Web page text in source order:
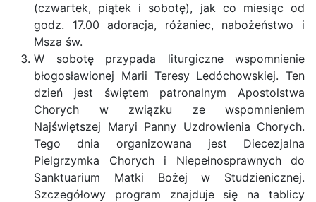
(czwartek, piątek i sobotę), jak co miesiąc od
godz. 17.00 adoracja, różaniec, nabożeństwo i
Msza św.
W sobotę przypada liturgiczne wspomnienie
błogosławionej Marii Teresy Ledóchowskiej. Ten
dzień jest świętem patronalnym Apostolstwa
Chorych w związku ze wspomnieniem
Najświętszej Maryi Panny Uzdrowienia Chorych.
Tego dnia organizowana jest Diecezjalna
Pielgrzymka Chorych i Niepełnosprawnych do
Sanktuarium Matki Bożej w Studzienicznej.
Szczegółowy program znajduje się na tablicy